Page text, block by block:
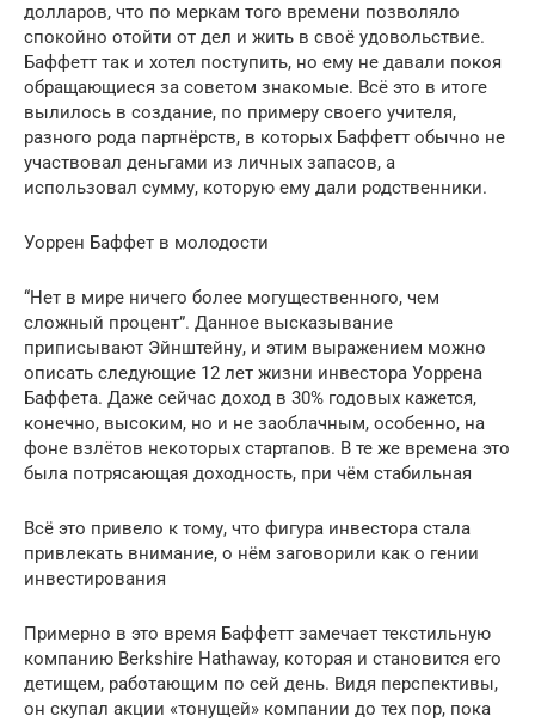
долларов, что по меркам того времени позволяло
спокойно отойти от дел и жить в своё удовольствие.
Баффетт так и хотел поступить, но ему не давали покоя
обращающиеся за советом знакомые. Всё это в итоге
вылилось в создание, по примеру своего учителя,
разного рода партнёрств, в которых Баффетт обычно не
участвовал деньгами из личных запасов, а
использовал сумму, которую ему дали родственники.
Уоррен Баффет в молодости
“Нет в мире ничего более могущественного, чем
сложный процент”. Данное высказывание
приписывают Эйнштейну, и этим выражением можно
описать следующие 12 лет жизни инвестора Уоррена
Баффета. Даже сейчас доход в 30% годовых кажется,
конечно, высоким, но и не заоблачным, особенно, на
фоне взлётов некоторых стартапов. В те же времена это
была потрясающая доходность, при чём стабильная
Всё это привело к тому, что фигура инвестора стала
привлекать внимание, о нём заговорили как о гении
инвестирования
Примерно в это время Баффетт замечает текстильную
компанию Berkshire Hathaway, которая и становится его
детищем, работающим по сей день. Видя перспективы,
он скупал акции «тонущей» компании до тех пор, пока